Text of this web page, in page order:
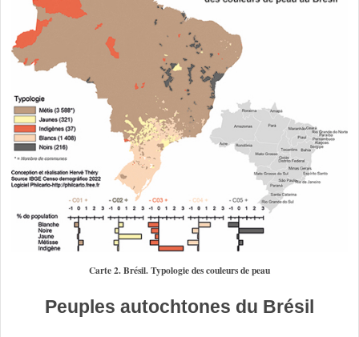
Carte 2. Brésil. Typologie des couleurs de peau
Peuples autochtones du Brésil